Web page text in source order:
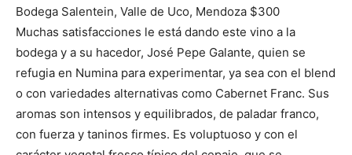
Bodega Salentein, Valle de Uco, Mendoza $300
Muchas satisfacciones le está dando este vino a la
bodega y a su hacedor, José Pepe Galante, quien se
refugia en Numina para experimentar, ya sea con el blend
o con variedades alternativas como Cabernet Franc. Sus
aromas son intensos y equilibrados, de paladar franco,
con fuerza y taninos firmes. Es voluptuoso y con el